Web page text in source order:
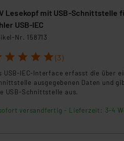
Lesekopf mit USB-Schnittstelle
USB-IEC
Nr. 158713
2 3 4 5 (3)
USB-IEC-Interface erfasst die über
ausgegebenen Daten und
USB-Schnittstelle aus.
versandfertig - Lieferzeit: 3-4